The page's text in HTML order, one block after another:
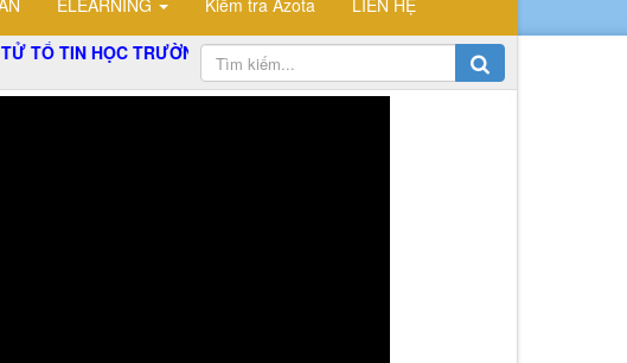
ELEARNING Kiểm tra Azota
LIÊN HỆ
TRƯỜNG THPT ĐỖ CÔNG TƯỜNG